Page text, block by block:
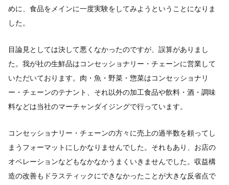
めに、食品をメインに一度実験をしてみようということになりま
した。
目論見としては決して悪くなかったのですが、誤算がありまし
た。我が社の生鮮品はコンセッショナリー・チェーンに営業して
いただいております。肉・魚・野菜・惣菜はコンセッショナリ
ー・チェーンのテナント、それ以外の加工食品や飲料・酒・調味
料などは当社のマーチャンダイジングで行っています。
コンセッショナリー・チェーンの方々に売上の過半数を頼ってし
まうフォーマットにしかなりませんでした。それもあり、お店の
オペレーションなどもなかなかうまくいきませんでした。収益構
造の改善もドラスティックにできなかったことが大きな反省点で